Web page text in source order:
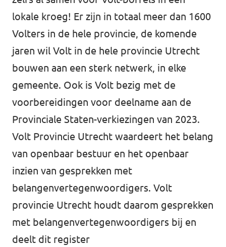
Volt Nederland
Regio's
Volt De Bilt
Volt Houten
Volt Soest
Volt Utrecht stad
Volt Woerden
Volt Zeist
Doe mee!
lokale kroeg! Er zijn in totaal meer dan 1600
Volters in de hele provincie, de komende
jaren wil Volt in de hele provincie Utrecht
bouwen aan een sterk netwerk, in elke
gemeente. Ook is Volt bezig met de
voorbereidingen voor deelname aan de
Provinciale Staten-verkiezingen van 2023.
Volt Provincie Utrecht waardeert het belang
van openbaar bestuur en het openbaar
inzien van gesprekken met
belangenvertegenwoordigers. Volt
provincie Utrecht houdt daarom gesprekken
met belangenvertegenwoordigers bij en
deelt dit register